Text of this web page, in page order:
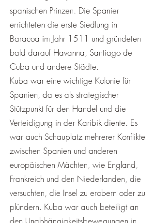
spanischen Prinzen. Die Spanier
errichteten die erste Siedlung in
Baracoa im Jahr 1511 und gründeten
bald darauf Havanna, Santiago de
Cuba und andere Städte.
Kuba war eine wichtige Kolonie für
Spanien, da es als strategischer
Stützpunkt für den Handel und die
Verteidigung in der Karibik diente. Es
war auch Schauplatz mehrerer Konflikte
zwischen Spanien und anderen
europäischen Mächten, wie England,
Frankreich und den Niederlanden, die
versuchten, die Insel zu erobern oder zu
plündern. Kuba war auch beteiligt an